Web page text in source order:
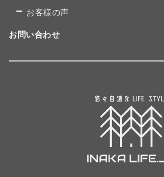
お客様の声
お問い合わせ